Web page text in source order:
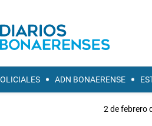
ADN BONAERENSE
2 de febrero